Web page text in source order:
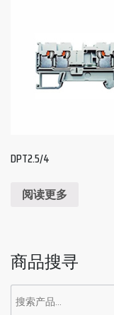
DPT2.5/4
阅读更多
商品搜寻